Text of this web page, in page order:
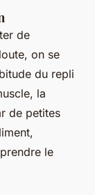
de
on se
du repli
la
de petites
le